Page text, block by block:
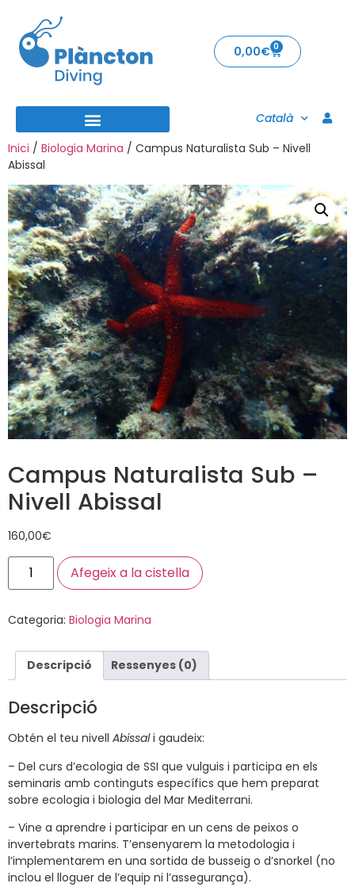
0,00€ 0
Català
Inici / Biologia Marina / Campus Naturalista Sub – Nivell
Abissal
Campus Naturalista Sub –
Nivell Abissal
160,00€
Afegeix a la cistella
Categoria: Biologia Marina
Descripció Ressenyes (0)
Descripció
Obtén el teu nivell Abissali gaudeix:
– Del curs d’ecologia de SSI que vulguis i participa en els
seminaris amb continguts específics que hem preparat
sobre ecologia i biologia del Mar Mediterrani.
– Vine a aprendre i participar en un cens de peixos o
invertebrats marins. T’ensenyarem la metodologia i
l’implementarem en una sortida de busseig o d’snorkel (no
inclou el lloguer de l’equip ni l’assegurança).